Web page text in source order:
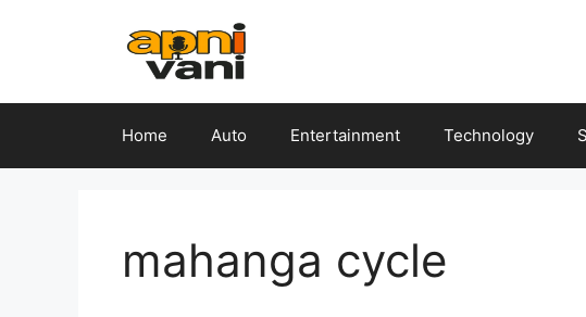
Home Auto Entertainment Technology
mahanga cycle